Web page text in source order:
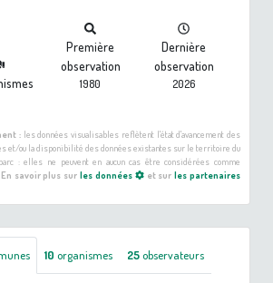
Première
observation
1980
Dernière
observation
2026
:les données visualisables reflètent l'état d'avancement des
et/ou la disponibilité des données existantes sur le territoire du
: elles ne peuvent en aucun cas être considérées comme
En savoir plus sur les données et surles partenaires
10 organismes 25observateurs